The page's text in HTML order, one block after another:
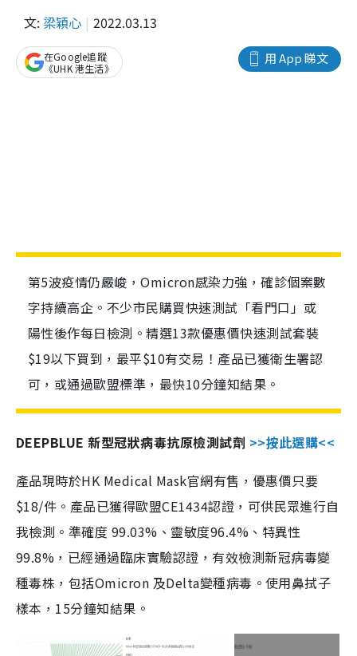
文: 梁穎心 2022.03.13
用 App 睇文
在Google追蹤
《UHK 港生活》
第5波疫情仍嚴峻，Omicron感染力強，確診個案數
字持續高企。不少市民購買快速測試「看門口」或
陽性後作每日檢測。精選13款優惠價快速測試套裝
$19以下買到，最平$10有交易！產品已獲衛生署認
可，或通過歐盟標準，最快10分鐘知結果。
DEEPBLUE 新型冠狀病毒抗原檢測試劑 >>按此選購<<
產品現時於HK Medical Mask官網有售，優惠價只要
$18/件。產品已獲得歐盟CE1434認證，可供民眾進行自
我檢測。準確度 99.03%、靈敏度96.4%、特異性
99.8%，已經通過臨床實驗認證，有效檢測新冠病毒變
種毒株，包括Omicron 及Delta變種病毒。使用鼻拭子
樣本，15分鐘知結果。